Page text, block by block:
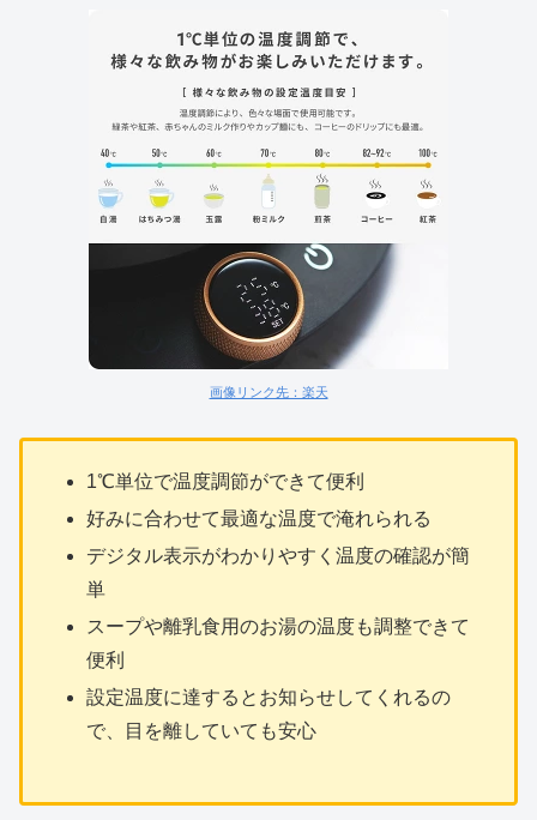
画像リンク先：楽天
1℃単位で温度調節ができて便利
好みに合わせて最適な温度で淹れられる
デジタル表示がわかりやすく温度の確認が簡
単
スープや離乳食用のお湯の温度も調整できて
便利
設定温度に達するとお知らせしてくれるの
で、目を離していても安心